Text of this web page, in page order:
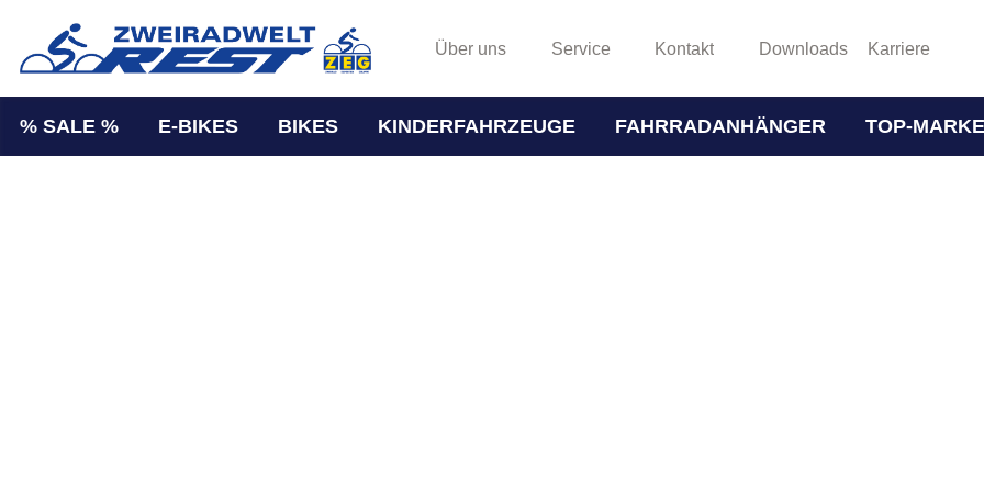
Über uns Service Kontakt Downloads Karriere
% SALE % E-BIKES BIKES KINDERFAHRZEUGE FAHRRADANHÄNGER TOP-